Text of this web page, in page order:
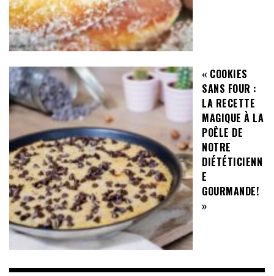
« COOKIES
SANS FOUR :
LA RECETTE
MAGIQUE À LA
POÊLE DE
NOTRE
DIÉTÉTICIENN
E
GOURMANDE!
»